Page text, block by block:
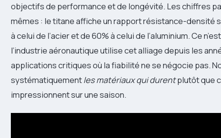
objectifs de performance et de longévité. Les chiffres
mêmes : le titane affiche un rapport résistance-densité
à celui de l’acier et de 60% à celui de l’aluminium. Ce
l’industrie aéronautique utilise cet alliage depuis les
applications critiques où la fiabilité ne se négocie pas.
systématiquementles matériaux qui durentplutôt que
impressionnent sur une saison.